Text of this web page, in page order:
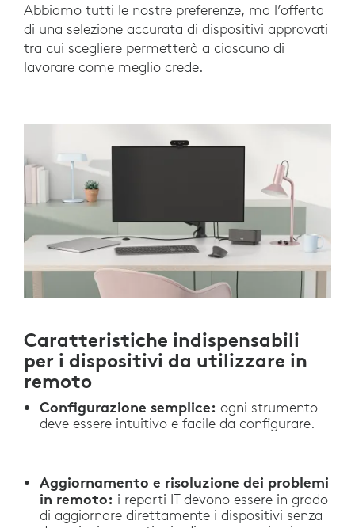
Abbiamo tutti le nostre preferenze, ma l’offerta
di una selezione accurata di dispositivi approvati
tra cui scegliere permetterà a ciascuno di
lavorare come meglio crede.
Caratteristiche indispensabili
per i dispositivi da utilizzare in
remoto
Configurazione semplice: ogni strumento
deve essere intuitivo e facile da configurare.
Aggiornamento e risoluzione dei problemi
in remoto: i reparti IT devono essere in grado
di aggiornare direttamente i dispositivi senza